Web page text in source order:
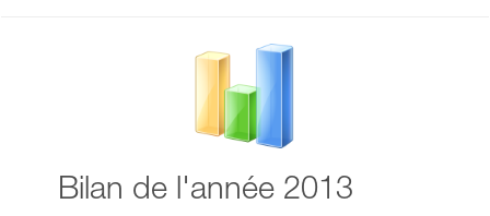
Bilan de l'année 2013